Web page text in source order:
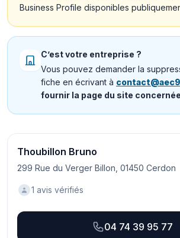
Business Profile disponibles
C’est votre entreprise ?
Vous pouvez demander la
fiche en écrivant à
fournir la page du site
Thoubillon Bruno
299 Rue du Verger Billon, 01450 Cerdon
1 avis vérifiés
04 74 39 95 77